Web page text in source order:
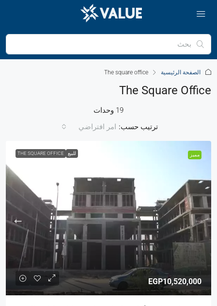
الصفحة الرئيسية The square office
The Square Office
19 وحدات
ترتيب حسب: امر افتراضي
مميز للبيع THE SQUARE OFFICE
EGP10,520,000